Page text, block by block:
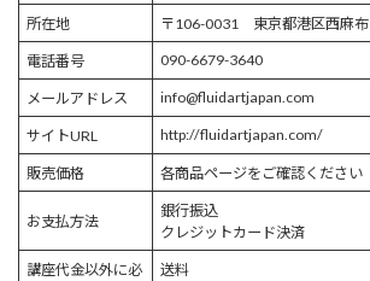
所在地 〒106-0031 東京都港区西麻
電話番号 090-6679-3640
メールアドレス info@fluidartjapan.com
サイトURL http://fluidartjapan.com/
販売価格 各商品ページをご確認ください
お支払方法
銀行振込
クレジットカード決済
講座代金以外に必
送料